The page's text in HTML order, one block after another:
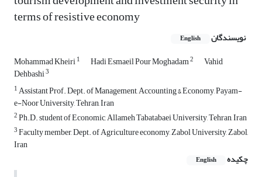
terms of resistive economy
نویسندگان English
Mohammad Kheiri1 Hadi Esmaeil Pour Moghadam2 Vahid
Dehbashi3
1Assistant Prof. Dept. of Management, Accounting & Economy, Payam-
e-Noor University, Tehran, Iran
2Ph.D. student of Economic, Allameh Tabatabaei University, Tehran, Iran
3Faculty member, Dept. of Agriculture economy, Zabol University, Zabol,
Iran
چکیده
English